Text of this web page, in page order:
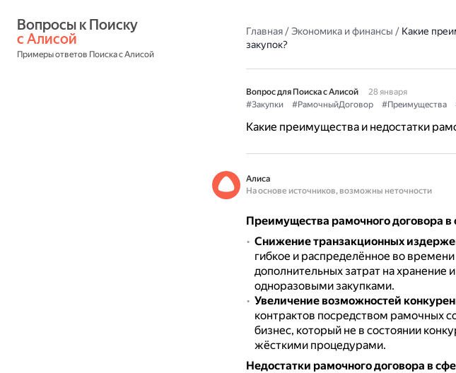
с Алисой
Примеры ответов Поиска с Алисой
Главная/Экономика и финансы / Какие
закупок?
Вопрос для Поиска с Алисой
28 января
#Закупки
#РамочныйДоговор #Преимущества
Какие преимущества и недостатки
Алиса
На основе источников, возможны неточности
Преимущества рамочного договора в
Снижение транзакционных
гибкое и распределённое во
дополнительных затрат на хранение
одноразовыми закупками.
Увеличение возможностей
контрактов посредством рамочных
бизнес, который не в состоянии
жёсткими процедурами.
Недостатки рамочного договора в